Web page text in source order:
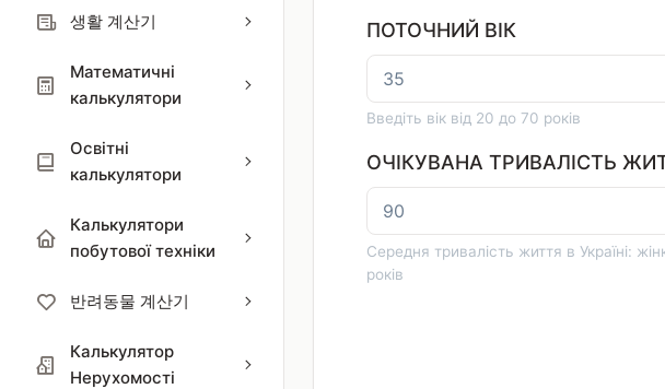
생활 계산기
Математичні
калькулятори
Освітні
калькулятори
Калькулятори
побутової техніки
반려동물 계산기
Калькулятор
Нерухомості
ПОТОЧНИЙ ВІК
Введіть вік від 20 до 70 років
ОЧІКУВАНА ТРИВАЛІСТЬ
Середня тривалість життя в Україні:
років